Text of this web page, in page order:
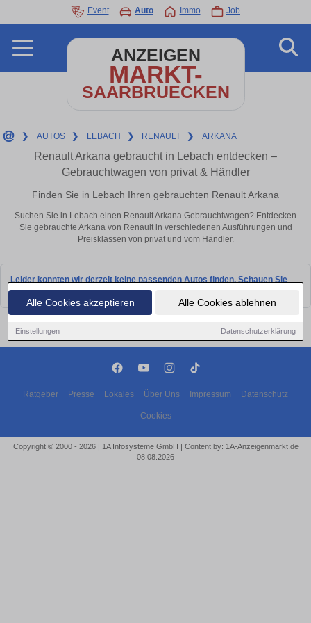
Alle Cookies akzeptieren Alle Cookies ablehnen
Einstellungen Datenschutzerklärung
Event Auto Immo Job
ANZEIGEN
MARKT-
SAARBRUECKEN
❯ AUTOS ❯ LEBACH ❯ RENAULT ❯ ARKANA
Renault Arkana gebraucht in Lebach entdecken –
Gebrauchtwagen von privat & Händler
Finden Sie in Lebach Ihren gebrauchten Renault Arkana
Suchen Sie in Lebach einen Renault Arkana Gebrauchtwagen? Entdecken
Sie gebrauchte Arkana von Renault in verschiedenen Ausführungen und
Preisklassen von privat und vom Händler.
Leider konnten wir derzeit keine passenden Autos finden. Schauen Sie
bald wieder vorbei!
Ratgeber Presse Lokales Über Uns Impressum Datenschutz
Cookies
Copyright © 2000 - 2026 | 1A Infosysteme GmbH | Content by: 1A-Anzeigenmarkt.de
08.08.2026